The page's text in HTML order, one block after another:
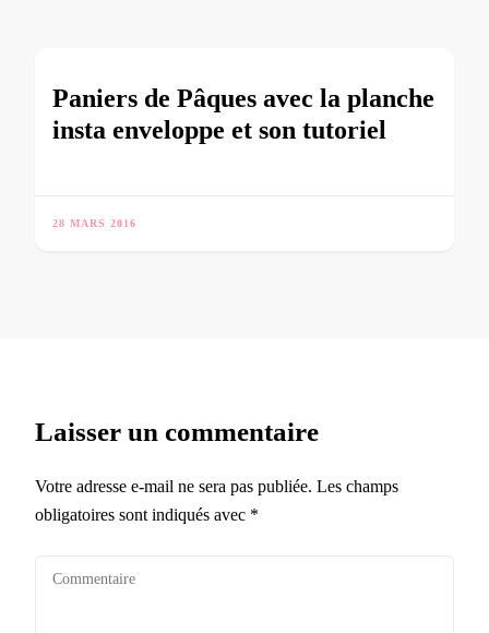
Paniers de Pâques avec la planche
insta enveloppe et son tutoriel
28 MARS 2016
Laisser un commentaire
Votre adresse e-mail ne sera pas publiée. Les champs
obligatoires sont indiqués avec *